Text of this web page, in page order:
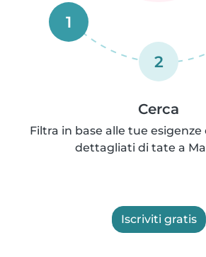
1
2
Cerca
Filtra in base alle tue
dettagliati di tate a
Iscriviti gratis